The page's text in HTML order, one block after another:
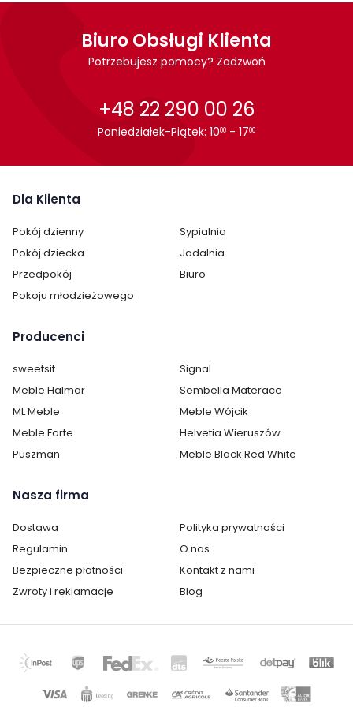
Cechy charakterystyczne
Szerokość: 58 cm
Wysokość:
montażu
Styl:
industrialny
nowoczesny
Pokój:
Pokój dziecka
Kolor / wzór :
Brązowy
Dąb
Biuro Obsługi Klienta
Potrzebujesz pomocy? Zadzwoń
+48 22 290 00 26
Poniedziałek-Piątek: 1000 - 1700
Dla Klienta
Pokój dzienny
Sypialnia
Pokój dziecka
Jadalnia
Przedpokój
Biuro
Pokoju młodzieżowego
Producenci
sweetsit
Signal
Meble Halmar
Sembella Materace
ML Meble
Meble Wójcik
Meble Forte
Helvetia Wieruszów
Puszman
Meble Black Red White
Nasza firma
Dostawa
Polityka prywatności
Regulamin
O nas
Bezpieczne płatności
Kontakt z nami
Zwroty i reklamacje
Blog